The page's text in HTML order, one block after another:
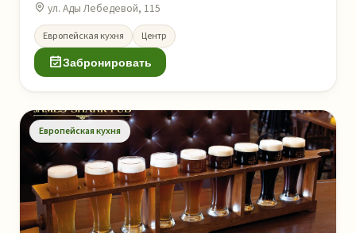
ул. Ады Лебедевой, 115
Европейская кухня Центр
Забронировать
Европейская кухня